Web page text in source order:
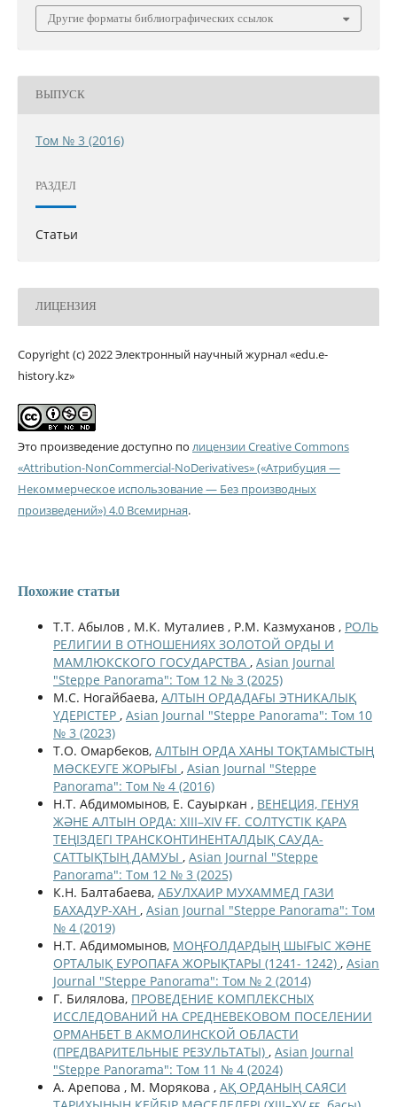
Другие форматы библиографических ссылок
ВЫПУСК
Том № 3 (2016)
РАЗДЕЛ
Статьи
ЛИЦЕНЗИЯ
Copyright (c) 2022 Электронный научный журнал «edu.e-
history.kz»
Это произведение доступно по лицензии Creative Commons
«Attribution-NonCommercial-NoDerivatives» («Атрибуция —
Некоммерческое использование — Без производных
произведений») 4.0 Всемирная.
Похожие статьи
Т.Т. Абылов , М.К. Муталиев , Р.М. Казмуханов , РОЛЬ
РЕЛИГИИ В ОТНОШЕНИЯХ ЗОЛОТОЙ ОРДЫ И
МАМЛЮКСКОГО ГОСУДАРСТВА , Asian Journal
"Steppe Panorama": Том 12 № 3 (2025)
М.С. Ногайбаева, АЛТЫН ОРДАДАҒЫ ЭТНИКАЛЫҚ
ҮДЕРІСТЕР , Asian Journal "Steppe Panorama": Том 10
№ 3 (2023)
Т.О. Омарбеков, АЛТЫН ОРДА ХАНЫ ТОҚТАМЫСТЫҢ
МƏСКЕУГЕ ЖОРЫҒЫ , Asian Journal "Steppe
Panorama": Том № 4 (2016)
Н.Т. Абдимомынов, Е. Сауыркан , ВЕНЕЦИЯ, ГЕНУЯ
ЖӘНЕ АЛТЫН ОРДА: XIII–XIV ҒҒ. СОЛТҮСТІК ҚАРА
ТЕҢІЗДЕГІ ТРАНСКОНТИНЕНТАЛДЫҚ САУДА-
САТТЫҚТЫҢ ДАМУЫ , Asian Journal "Steppe
Panorama": Том 12 № 3 (2025)
К.Н. Балтабаева, АБУЛХАИР МУХАММЕД ГАЗИ
БАХАДУР-ХАН , Asian Journal "Steppe Panorama": Том
№ 4 (2019)
Н.Т. Абдимомынов, МОҢҒОЛДАРДЫҢ ШЫҒЫС ЖƏНЕ
ОРТАЛЫҚ ЕУРОПАҒА ЖОРЫҚТАРЫ (1241- 1242) , Asian
Journal "Steppe Panorama": Том № 2 (2014)
Г. Билялова, ПРОВЕДЕНИЕ КОМПЛЕКСНЫХ
ИССЛЕДОВАНИЙ НА СРЕДНЕВЕКОВОМ ПОСЕЛЕНИИ
ОРМАНБЕТ В АКМОЛИНСКОЙ ОБЛАСТИ
(ПРЕДВАРИТЕЛЬНЫЕ РЕЗУЛЬТАТЫ) , Asian Journal
"Steppe Panorama": Том 11 № 4 (2024)
А. Арепова , М. Морякова , АҚ ОРДАНЫҢ САЯСИ